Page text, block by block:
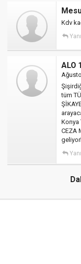
Kdv
ALO
tüm
Konya
CEZA